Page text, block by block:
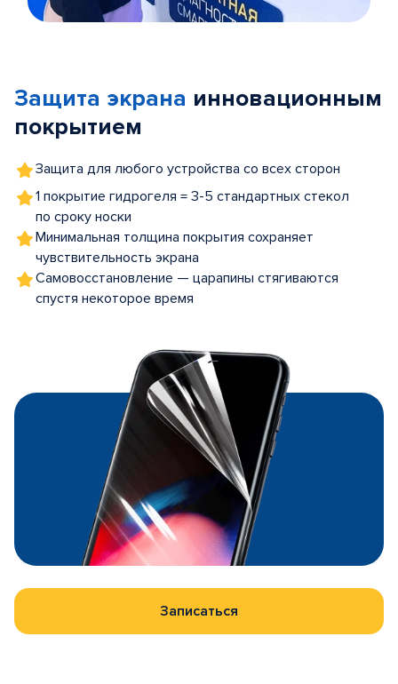
5
Защита экрана инновационным
покрытием
Защита для любого устройства со всех сторон
1 покрытие гидрогеля = 3-5 стандартных стекол
по сроку носки
Минимальная толщина покрытия сохраняет
чувствительность экрана
Самовосстановление — царапины стягиваются
спустя некоторое время
Записаться